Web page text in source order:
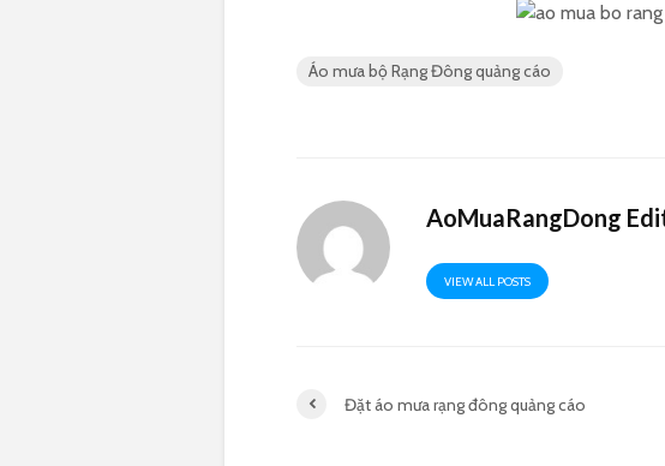
Áo mưa bộ Rạng Đông quảng cáo
AoMuaRangDong
VIEW ALL POSTS
Đặt áo mưa rạng đông quảng cáo